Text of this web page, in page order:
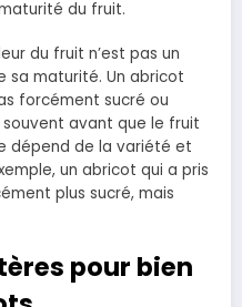
du fruit.
du fruit n’est pas un
sa maturité. Un abricot
forcément sucré ou
avant que le fruit
dépend de la variété et
un abricot qui a pris
plus sucré, mais
pour bien